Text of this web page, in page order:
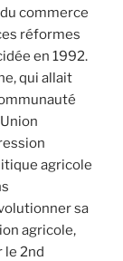
commerce
réformes
en 1992.
qui allait
agricole
sa
agricole,
le 2nd